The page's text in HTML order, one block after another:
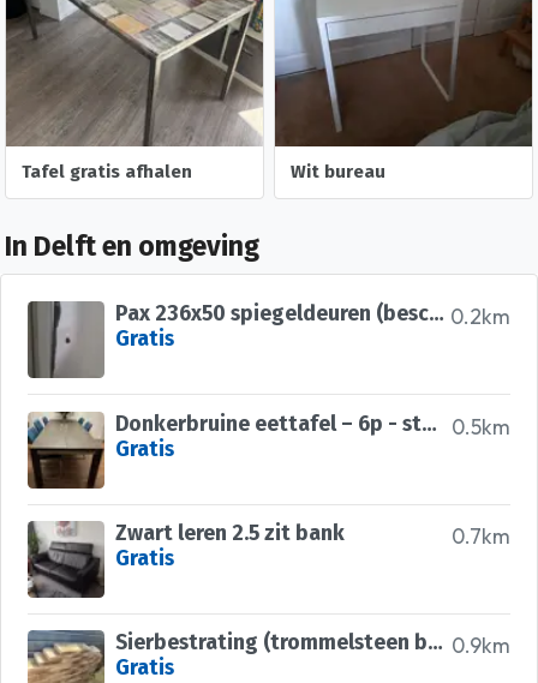
Tafel gratis afhalen Wit bureau
In Delft en omgeving
0.2km
Pax 236x50 spiegeldeuren (beschadigd)
Gratis
0.5km
Donkerbruine eettafel – 6p - stevig en sfeervol
Gratis
0.7km
Zwart leren 2.5 zit bank
Gratis
0.9km
Sierbestrating (trommelsteen brons 20x30x6)
Gratis